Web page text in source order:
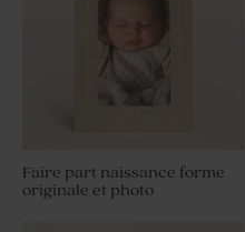
Faire part naissance forme
originale et photo